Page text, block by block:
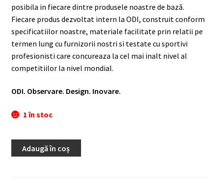
posibila in fiecare dintre produsele noastre de bază.
Fiecare produs dezvoltat intern la ODI, construit conform
specificatiilor noastre, materiale facilitate prin relatii pe
termen lung cu furnizorii nostri si testate cu sportivi
profesionisti care concureaza la cel mai inalt nivel al
competitiilor la nivel mondial.
ODI. Observare. Design. Inovare.
1 în stoc
Adaugă în coș